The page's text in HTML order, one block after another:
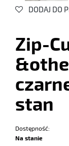
DODAJ DO
Zip-
stan
Dostępność:
Na stanie